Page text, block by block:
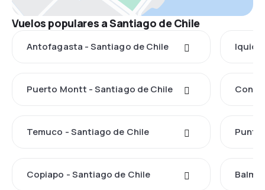
Vuelos populares a Santiago de Chile
Antofagasta - Santiago de Chile
Puerto Montt - Santiago de Chile
Temuco - Santiago de Chile Punta
Copiapo - Santiago de Chile